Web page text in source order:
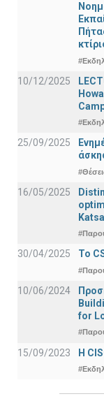
10/12/2025
25/09/2025
16/05/2025
30/04/2025 To
10/06/2024
for
15/09/2023 Η